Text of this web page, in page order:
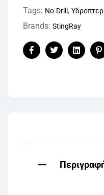
Tags: No-Drill ,
Brands: StingRay
FacebookTwitter